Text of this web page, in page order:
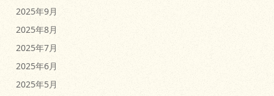
2025年9月
2025年8月
2025年7月
2025年6月
2025年5月